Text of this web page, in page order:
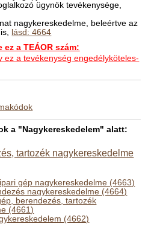
ügynök tevékenysége,
nagykereskedelme, beleértve az
lásd: 4664
ez a TEÁOR szám:
ez a tevékenység engedélyköteles-
a "Nagykereskedelem" alatt:
tartozék nagykereskedelme
gép nagykereskedelme (4663)
nagykereskedelme (4664)
berendezés, tartozék
(4661)
(4662)